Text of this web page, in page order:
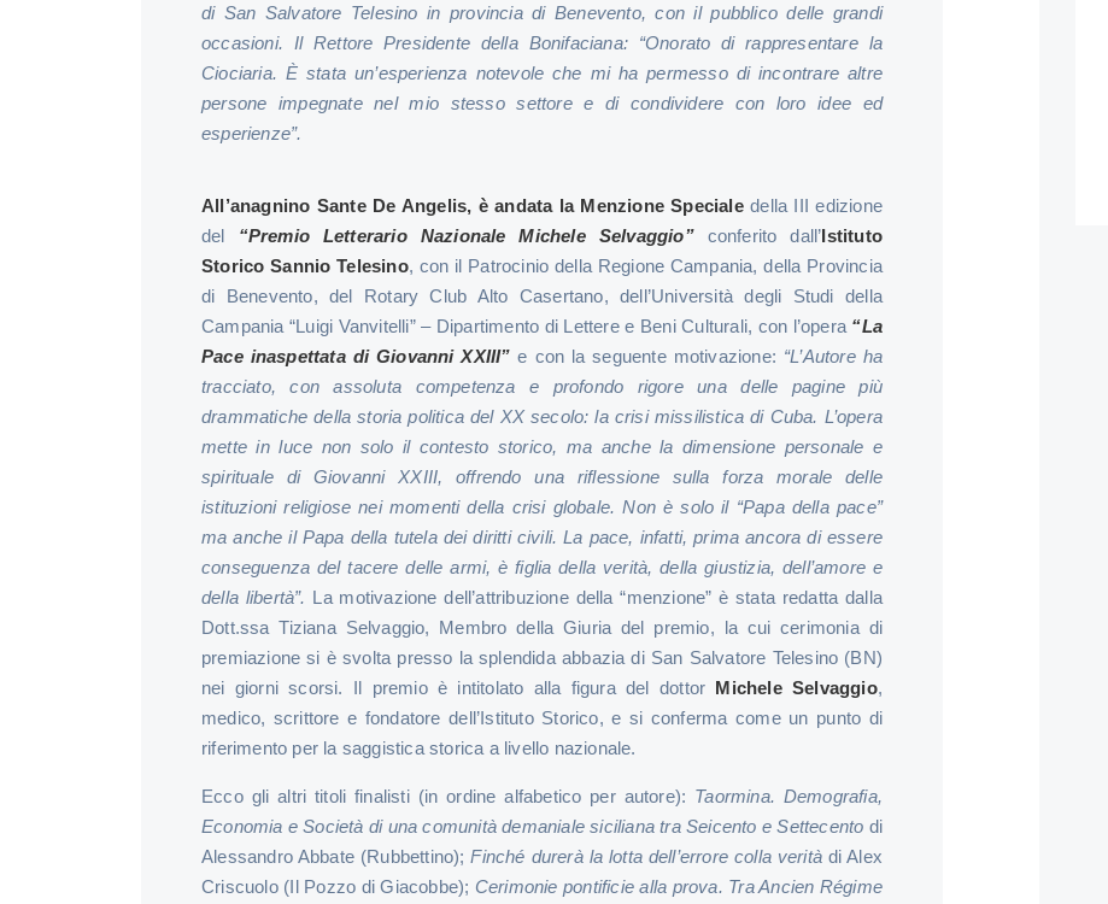
di San Salvatore Telesino in provincia di Benevento, con il pubblico delle grandi
occasioni. Il Rettore Presidente della Bonifaciana: “Onorato di rappresentare la
Ciociaria. È stata un’esperienza notevole che mi ha permesso di incontrare altre
persone impegnate nel mio stesso settore e di condividere con loro idee ed
esperienze”.
All’anagnino Sante De Angelis, è andata la Menzione Specialedella III edizione
del
“Premio Letterario Nazionale Michele Selvaggio”conferito dall’Istituto
Storico Sannio Telesino, con il Patrocinio della Regione Campania, della Provincia
di Benevento, del Rotary Club Alto Casertano, dell’Università degli Studi della
Campania “Luigi Vanvitelli” – Dipartimento di Lettere e Beni Culturali, con l’opera “La
Pace inaspettata di Giovanni XXIII” e con la seguente motivazione: “L’Autore ha
tracciato, con assoluta competenza e profondo rigore una delle pagine più
drammatiche della storia politica del XX secolo: la crisi missilistica di Cuba. L’opera
mette in luce non solo il contesto storico, ma anche la dimensione personale e
spirituale di Giovanni XXIII, offrendo una riflessione sulla forza morale delle
istituzioni religiose nei momenti della crisi globale. Non è solo il “Papa della pace”
ma anche il Papa della tutela dei diritti civili. La pace, infatti, prima ancora di essere
conseguenza del tacere delle armi, è figlia della verità, della giustizia, dell’amore e
della libertà”. La motivazione dell’attribuzione della “menzione” è stata redatta dalla
Dott.ssa Tiziana Selvaggio, Membro della Giuria del premio, la cui cerimonia di
premiazione si è svolta presso la splendida abbazia di San Salvatore Telesino (BN)
nei giorni scorsi. Il premio è intitolato alla figura del dottor Michele Selvaggio,
medico, scrittore e fondatore dell’Istituto Storico, e si conferma come un punto di
riferimento per la saggistica storica a livello nazionale.
Ecco gli altri titoli finalisti (in ordine alfabetico per autore): Taormina. Demografia,
Economia e Società di una comunità demaniale siciliana tra Seicento e Settecento di
Alessandro Abbate (Rubbettino);Finché durerà la lotta dell’errore colla verità di Alex
Criscuolo (Il Pozzo di Giacobbe); Cerimonie pontificie alla prova. Tra Ancien Régime